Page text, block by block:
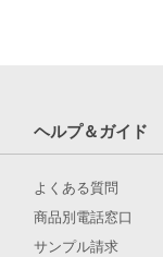
ヘルプ＆ガイド
よくある質問
商品別電話窓口
サンプル請求